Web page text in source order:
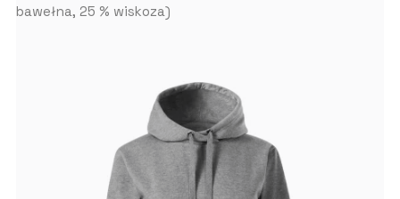
bawełna, 25 % wiskoza)